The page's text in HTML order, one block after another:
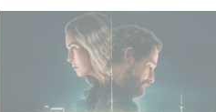
Unfamiliar è al n. 1 nella Top
10 di Netflix delle serie non
in lingua inglese!